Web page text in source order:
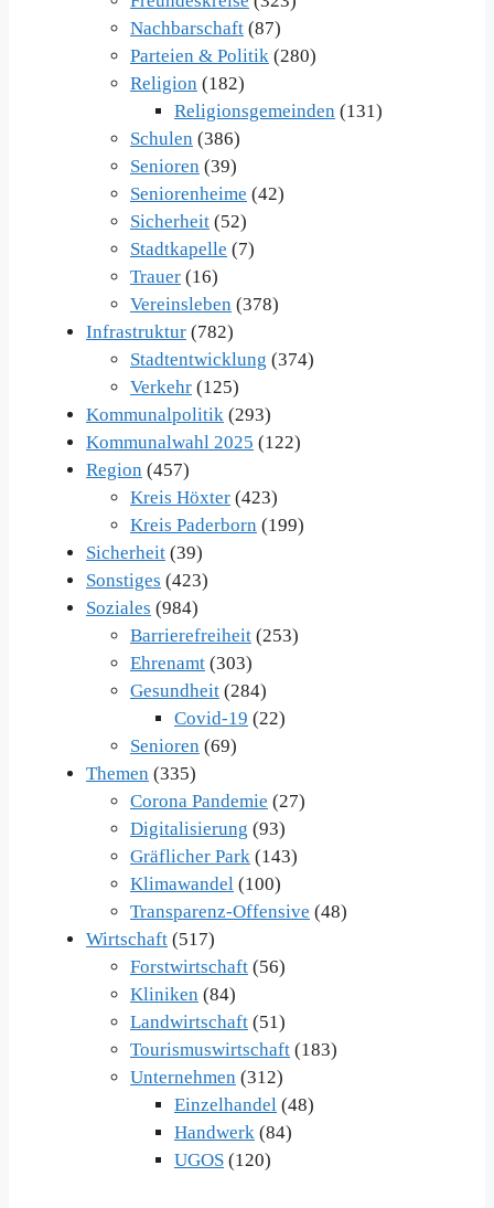
Nachbarschaft (87)
Parteien & Politik (280)
Religion (182)
Religionsgemeinden (131)
Schulen (386)
Senioren (39)
Seniorenheime (42)
Sicherheit (52)
Stadtkapelle (7)
Trauer (16)
Vereinsleben (378)
Infrastruktur (782)
Stadtentwicklung (374)
Verkehr (125)
Kommunalpolitik (293)
Kommunalwahl 2025 (122)
Region (457)
Kreis Höxter (423)
Kreis Paderborn (199)
Sicherheit (39)
Sonstiges (423)
Soziales (984)
Barrierefreiheit (253)
Ehrenamt (303)
Gesundheit (284)
Covid-19 (22)
Senioren (69)
Themen (335)
Corona Pandemie (27)
Digitalisierung (93)
Gräflicher Park (143)
Klimawandel (100)
Transparenz-Offensive (48)
Wirtschaft (517)
Forstwirtschaft (56)
Kliniken (84)
Landwirtschaft (51)
Tourismuswirtschaft (183)
Unternehmen (312)
Einzelhandel (48)
Handwerk (84)
UGOS (120)